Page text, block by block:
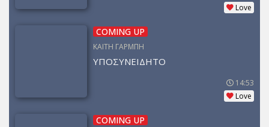
Love
COMING UP
ΚΑΙΤΗ ΓΑΡΜΠΗ
ΥΠΟΣΥΝΕΙΔΗΤΟ
14:53
Love
COMING UP